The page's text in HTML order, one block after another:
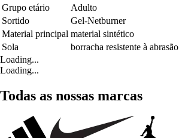
Grupo etário
Adulto
Sortido
Gel-Netburner
Material principal material sintético
Sola
borracha resistente à abrasão
Loading...
Loading...
Todas as nossas marcas